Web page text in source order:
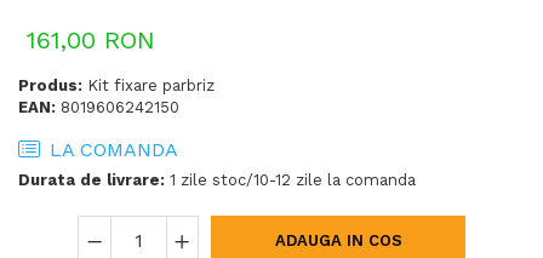
161,00 RON
Produs: Kit fixare parbriz
EAN: 8019606242150
LA COMANDA
Durata de livrare: 1 zile stoc/10-12 zile la comanda
ADAUGA IN COS